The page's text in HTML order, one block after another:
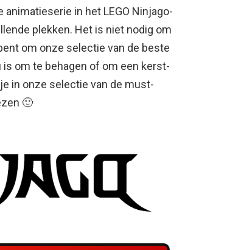
in het LEGO Ninjago-
plekken. Het is niet nodig om
om onze selectie van de beste
om te behagen of om een ​​kerst-
in onze selectie van de must-
🙂